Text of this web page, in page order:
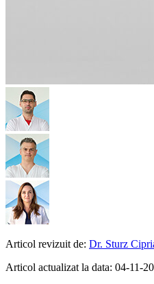
Articol revizuit de: Dr. Sturz
Articol actualizat la data: 04-11-